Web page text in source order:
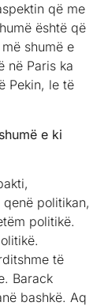
që me
është që
shumë e
në Paris ka
Pekin, le të
e ki
politikan,
politikë.
të
Barack
bashkë. Aq